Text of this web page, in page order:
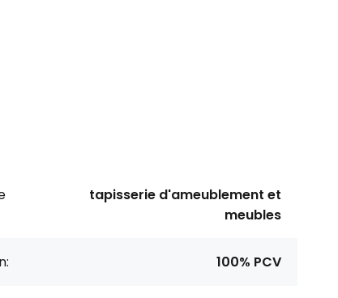
tapisserie d'ameublement et
meubles
100% PCV